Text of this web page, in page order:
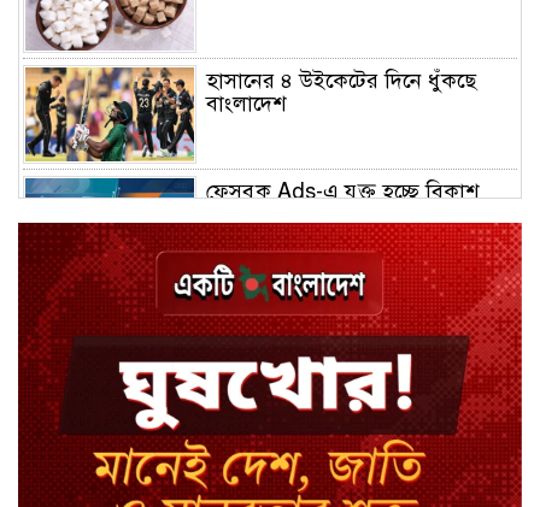
হাসানের ৪ উইকেটের দিনে ধুঁকছে
বাংলাদেশ
ফেসবুক Ads-এ যুক্ত হচ্ছে বিকাশ
বিয়ে ভাঙার গুঞ্জনে মুখ খুললেন রণজয়
কেন লিভারপুল ছেড়ে তুরস্কের ক্লাবে
সালাহ